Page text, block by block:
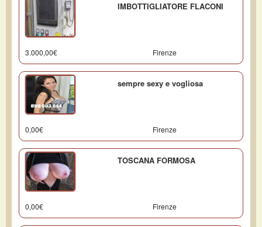
IMBOTTIGLIATORE FLACONI
3.000,00€ Firenze
sempre sexy e vogliosa
0,00€ Firenze
TOSCANA FORMOSA
0,00€ Firenze